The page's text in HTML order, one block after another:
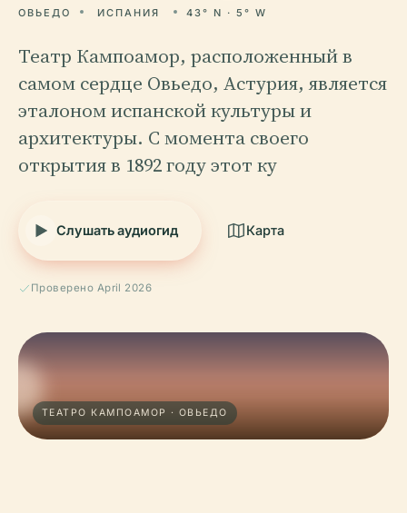
ОВЬЕДО ИСПАНИЯ 43° N · 5° W
Театр Кампоамор, расположенный в
самом сердце Овьедо, Астурия, является
эталоном испанской культуры и
архитектуры. С момента своего
открытия в 1892 году этот ку
Слушать аудиогид Карта
Проверено April 2026
ТЕАТРО КАМПОАМОР · ОВЬЕДО